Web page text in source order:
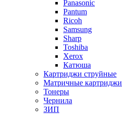
Panasonic
Pantum
Ricoh
Samsung
Sharp
Toshiba
Xerox
Катюша
Картриджи струйные
Матричные картриджи
Тонеры
Чернила
ЗИП